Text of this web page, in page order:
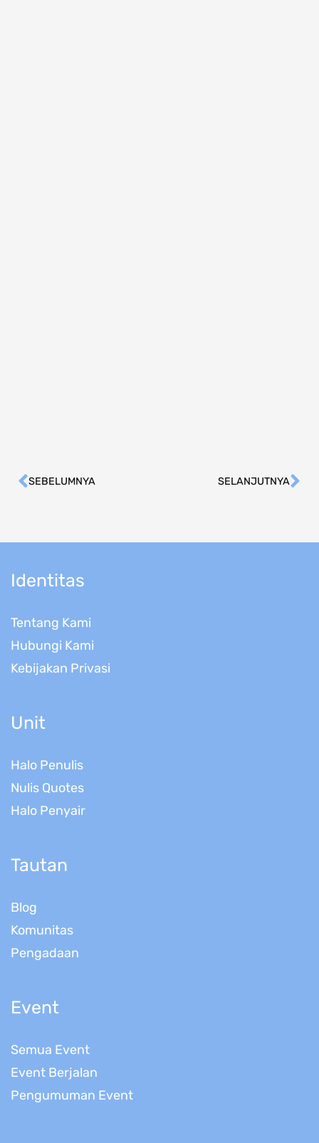
Prev
SEBELUMNYA SELANJUTNYA
Identitas
Tentang Kami
Hubungi Kami
Kebijakan Privasi
Unit
Halo Penulis
Nulis Quotes
Halo Penyair
Tautan
Blog
Komunitas
Pengadaan
Event
Semua Event
Event Berjalan
Pengumuman Event